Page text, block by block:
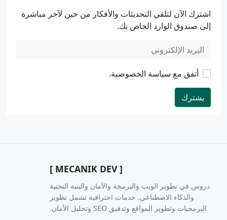
اشترك الآن لتلقي التحديثات والأفكار من حين لآخر مباشرة
إلى صندوق الوارد الخاص بك.
أتفق مع سياسة الخصوصية.
يشترك
[ MECANIK DEV ]
دروس في تطوير الويب والبرمجة والأمان والبنية التحتية
والذكاء الاصطناعي. خدمات احترافية تشمل تطوير
البرمجيات وتطوير المواقع وتدقيق SEO وتحليل الأمان.